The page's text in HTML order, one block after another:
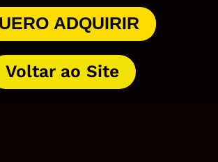
ADQUIRIR
Voltar ao Site